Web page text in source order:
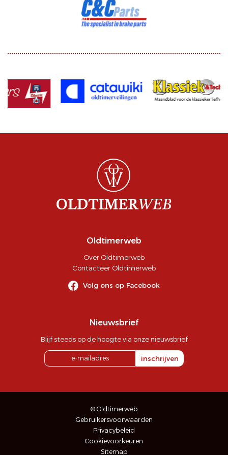
Oldtimerweb
Over Oldtimerweb
Contacteer Oldtimerweb
Volg ons op Facebook
Nieuwsbrief
Blijf steeds op de hoogte via onze nieuwsbrief
inschrijven
© Oldtimerweb
Gebruikersvoorwaarden
Privacybeleid
Cookievoorkeuren
Sitemap